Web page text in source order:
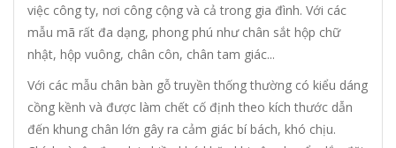
việc công ty, nơi công cộng và cả trong gia đình. Với các
mẫu mã rất đa dạng, phong phú như chân sắt hộp chữ
nhật, hộp vuông, chân côn, chân tam giác...
Với các mẫu chân bàn gỗ truyền thống thường có kiểu dáng
cồng kềnh và được làm chết cố định theo kích thước dẫn
đến khung chân lớn gây ra cảm giác bí bách, khó chịu.